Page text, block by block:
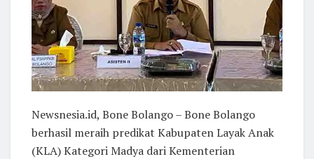
Newsnesia.id, Bone Bolango – Bone Bolango
berhasil meraih predikat Kabupaten Layak Anak
(KLA) Kategori Madya dari Kementerian